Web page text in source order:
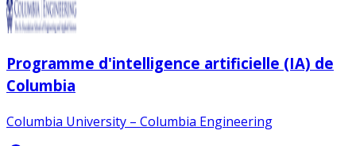
Programme d'intelligence artificielle (IA) de
Columbia
Columbia University – Columbia Engineering